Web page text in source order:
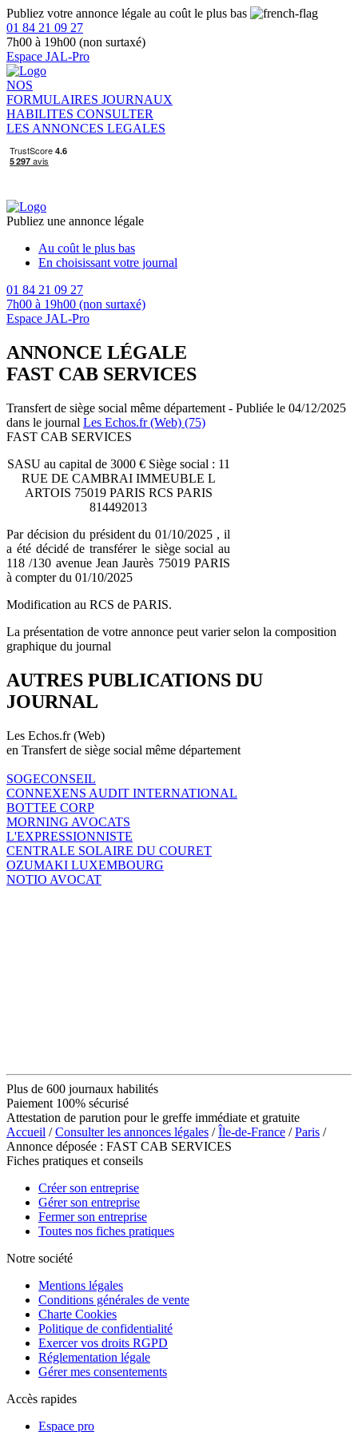
Publiez votre annonce légale au coût le plus bas
01 84 21 09 27
7h00 à 19h00 (non surtaxé)
Espace JAL-Pro
NOS
FORMULAIRES JOURNAUX
HABILITES CONSULTER
LES ANNONCES LEGALES
Publiez une annonce légale
Au coût le plus bas
En choisissant votre journal
01 84 21 09 27
7h00 à 19h00 (non surtaxé)
Espace JAL-Pro
ANNONCE LÉGALE
FAST CAB SERVICES
Transfert de siège social même département - Publiée le 04/12/2025
dans le journal Les Echos.fr (Web) (75)
FAST CAB SERVICES
SASU au capital de 3000 € Siège social : 11
RUE DE CAMBRAI IMMEUBLE L
ARTOIS 75019 PARIS RCS PARIS
814492013
Par décision du président du 01/10/2025 , il
a été décidé de transférer le siège social au
118 /130 avenue Jean Jaurès 75019 PARIS
à compter du 01/10/2025
Modification au RCS de PARIS.
La présentation de votre annonce peut varier selon la composition
graphique du journal
AUTRES PUBLICATIONS DU
JOURNAL
Les Echos.fr (Web)
en Transfert de siège social même département
SOGECONSEIL
CONNEXENS AUDIT INTERNATIONAL
BOTTEE CORP
MORNING AVOCATS
L'EXPRESSIONNISTE
CENTRALE SOLAIRE DU COURET
OZUMAKI LUXEMBOURG
NOTIO AVOCAT
Plus de 600 journaux habilités
Paiement 100% sécurisé
Attestation de parution pour le greffe immédiate et gratuite
Accueil /Consulter les annonces légales /Île-de-France /Paris /
Annonce déposée : FAST CAB SERVICES
Fiches pratiques et conseils
Créer son entreprise
Gérer son entreprise
Fermer son entreprise
Toutes nos fiches pratiques
Notre société
Mentions légales
Conditions générales de vente
Charte Cookies
Politique de confidentialité
Exercer vos droits RGPD
Réglementation légale
Gérer mes consentements
Accès rapides
Espace pro